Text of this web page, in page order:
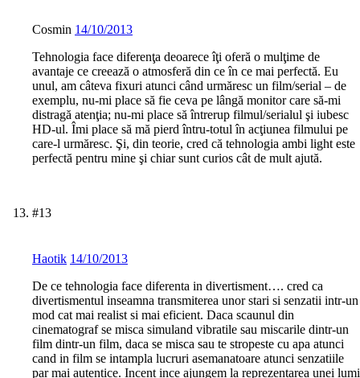
Cosmin 14/10/2013
Tehnologia face diferenţa deoarece îţi oferă o mulţime de
avantaje ce creează o atmosferă din ce în ce mai perfectă. Eu
unul, am câteva fixuri atunci când urmăresc un film/serial – de
exemplu, nu-mi place să fie ceva pe lângă monitor care să-mi
distragă atenţia; nu-mi place să întrerup filmul/serialul şi iubesc
HD-ul. Îmi place să mă pierd întru-totul în acţiunea filmului pe
care-l urmăresc. Şi, din teorie, cred că tehnologia ambi light este
perfectă pentru mine şi chiar sunt curios cât de mult ajută.
#13
Haotik 14/10/2013
De ce tehnologia face diferenta in divertisment…. cred ca
divertismentul inseamna transmiterea unor stari si senzatii intr-un
mod cat mai realist si mai eficient. Daca scaunul din
cinematograf se misca simuland vibratile sau miscarile dintr-un
film dintr-un film, daca se misca sau te stropeste cu apa atunci
cand in film se intampla lucruri asemanatoare atunci senzatiile
par mai autentice. Incent ince ajungem la reprezentarea unei lumi